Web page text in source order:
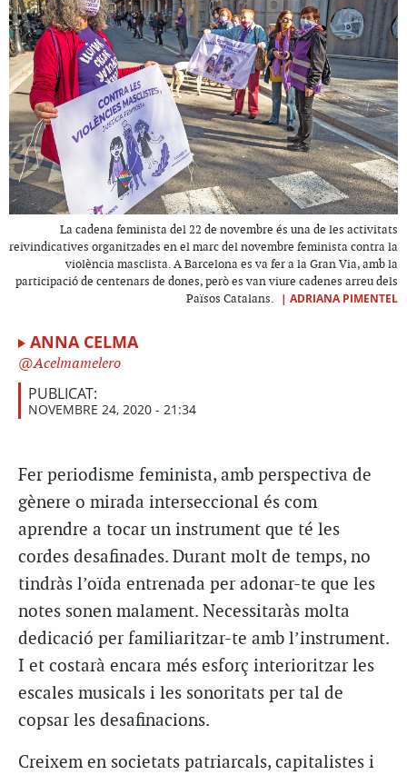
La cadena feminista del 22 de novembre és una de les activitats
reivindicatives organitzades en el marc del novembre feminista contra la
violència masclista. A Barcelona es va fer a la Gran Via, amb la
participació de centenars de dones, però es van viure cadenes arreu dels
Països Catalans.
| ADRIANA PIMENTEL
ANNA CELMA
Acelmamelero
PUBLICAT:
NOVEMBRE 24, 2020 - 21:34
Fer periodisme feminista, amb perspectiva de
gènere o mirada interseccional és com
aprendre a tocar un instrument que té les
cordes desafinades. Durant molt de temps, no
tindràs l’oïda entrenada per adonar-te que les
notes sonen malament. Necessitaràs molta
dedicació per familiaritzar-te amb l’instrument.
I et costarà encara més esforç interioritzar les
escales musicals i les sonoritats per tal de
copsar les desafinacions.
Creixem en societats patriarcals, capitalistes i